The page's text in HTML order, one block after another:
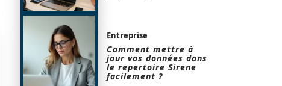
Entreprise
Comment mettre à
jour vos données dans
le repertoire Sirene
facilement ?